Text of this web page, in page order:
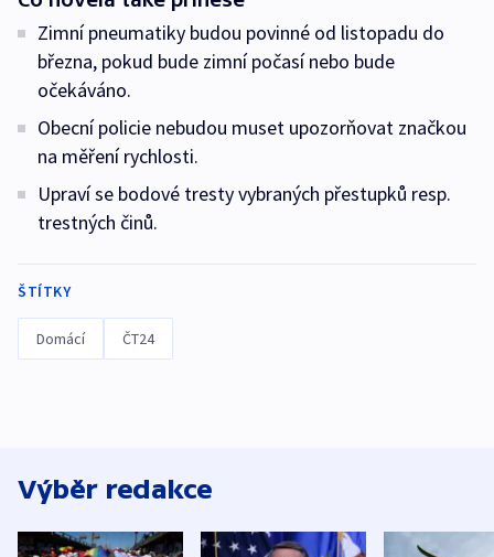
Zimní pneumatiky budou povinné od listopadu do
března, pokud bude zimní počasí nebo bude
očekáváno.
Obecní policie nebudou muset upozorňovat značkou
na měření rychlosti.
Upraví se bodové tresty vybraných přestupků resp.
trestných činů.
ŠTÍTKY
Domácí ČT24
Výběr redakce